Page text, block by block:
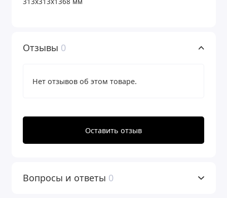
Отзывы 0
Нет отзывов об этом товаре.
Оставить отзыв
Вопросы и ответы 0